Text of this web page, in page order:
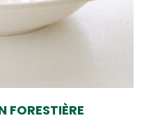
FORESTIÈRE